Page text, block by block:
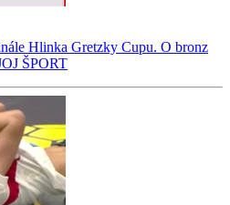
Hlinka Gretzky Cupu. O bronz
ŠPORT